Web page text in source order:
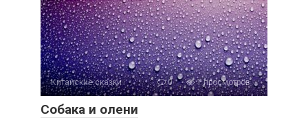
Китайские сказки 0 1 просмотров
Собака и олени